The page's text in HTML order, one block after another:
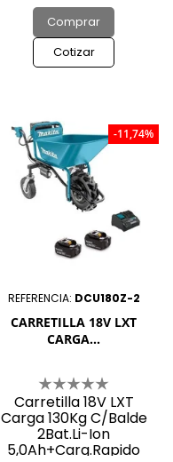
Comprar
Cotizar
REFERENCIA: DCU180Z-2
CARRETILLA 18V LXT
CARGA...
Carretilla 18V LXT
Carga 130Kg C/Balde
2Bat.Li-Ion
5,0Ah+Carg.Rapido
-11,74%